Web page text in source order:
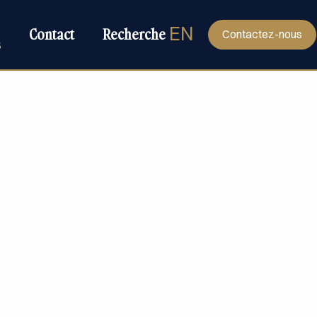
Contact Recherche EN Contactez-nous